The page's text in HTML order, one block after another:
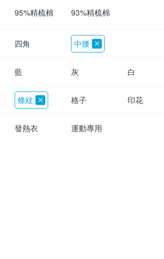
95%精梳棉 93%精梳棉
四角 中腰
藍 灰 白
條紋 格子 印花
發熱衣 運動專用